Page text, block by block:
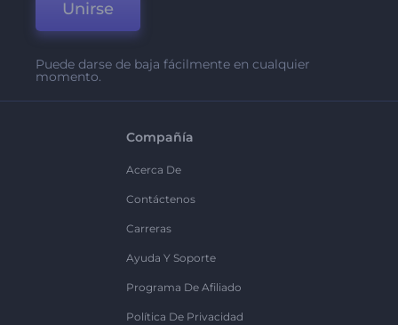
Unirse
Puede darse de baja fácilmente en cualquier
momento.
Compañía
Acerca De
Contáctenos
Carreras
Ayuda Y Soporte
Programa De Afiliado
Política De Privacidad